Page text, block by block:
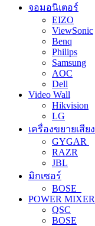
จอมอนิเตอร์
EIZO
ViewSonic
Benq
Philips
Samsung
AOC
Dell
Video Wall
Hikvision
LG
เครื่องขยายเสียง
GYGAR
RAZR
JBL
มิกเซอร์
BOSE
POWER MIXER
QSC
BOSE